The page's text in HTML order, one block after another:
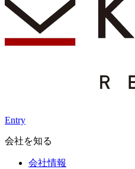
Entry
会社を知る
会社情報